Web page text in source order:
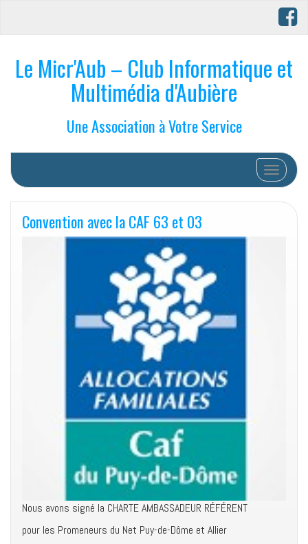
Le Micr'Aub – Club Informatique et
Multimédia d'Aubière
Une Association à Votre Service
Afficher/
Convention avec la CAF 63 et 03
Nous avons signé la CHARTE AMBASSADEUR RÉFÉRENT
pour les Promeneurs du Net Puy-de-Dôme et Allier